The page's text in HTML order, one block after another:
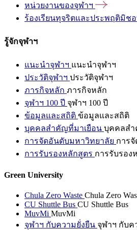
หน่วยงานของจุฬาฯ
ร้องเรียนทุจริตและประพฤติมิช
รู้จักจุฬาฯ
แนะนำจุฬาฯ แนะนำจุฬาฯ
ประวัติจุฬาฯ ประวัติจุฬาฯ
ภารกิจหลัก ภารกิจหลัก
จุฬาฯ 100 ปี จุฬาฯ 100 ปี
ข้อมูลและสถิติ ข้อมูลและสถิติ
บุคคลสำคัญที่มาเยือน บุคคลสำ
การจัดอันดับมหาวิทยาลัย การ
การรับรองหลักสูตร การรับรอง
Green University
Chula Zero Waste Chula Zero
CU Shuttle Bus CU Shuttle Bus
MuvMi MuvMi
จุฬาฯ กับความยั่งยืน จุฬาฯ กับค